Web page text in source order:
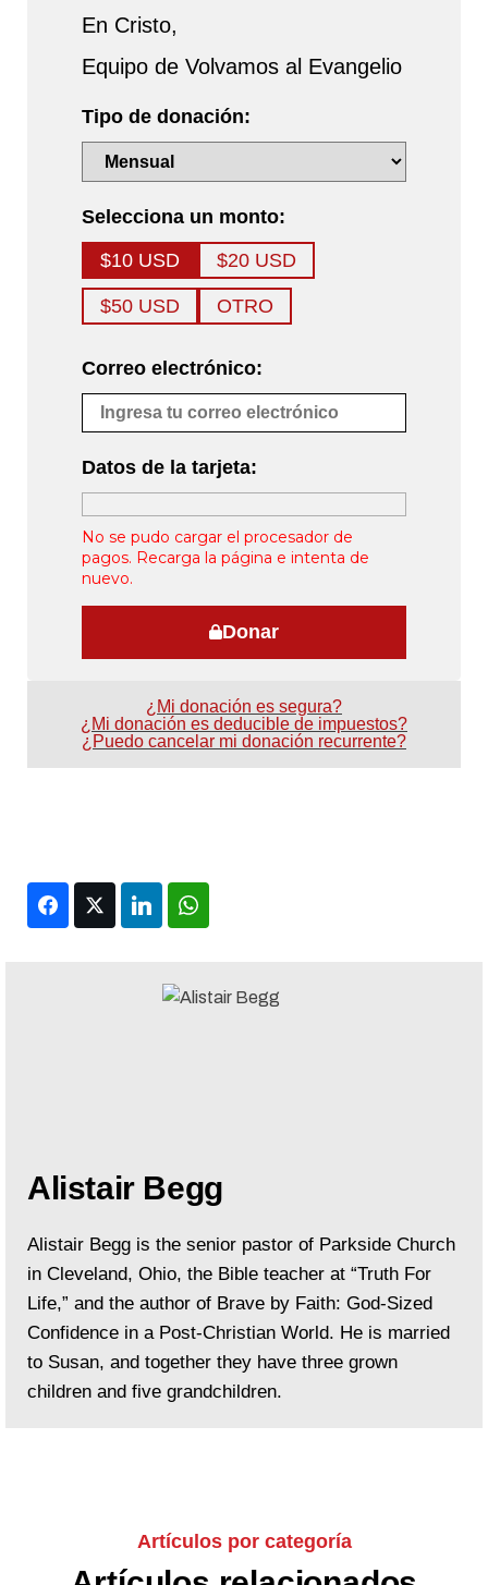
En Cristo,
Equipo de Volvamos al Evangelio
Tipo de donación:
Selecciona un monto:
$10 USD
$20 USD
$50 USD OTRO
Correo electrónico:
Datos de la tarjeta:
No se pudo cargar el procesador de
pagos. Recarga la página e intenta de
nuevo.
Donar
¿Mi donación es segura?
¿Mi donación es deducible de impuestos?
¿Puedo cancelar mi donación recurrente?
FacebookTwitter LinkedIn
Alistair Begg
Alistair Begg is the senior pastor of Parkside Church
in Cleveland, Ohio, the Bible teacher at “Truth For
Life,” and the author of Brave by Faith: God-Sized
Confidence in a Post-Christian World. He is married
to Susan, and together they have three grown
children and five grandchildren.
Artículos por categoría